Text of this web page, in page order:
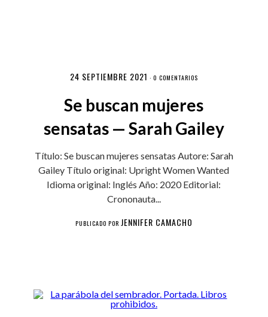
24 SEPTIEMBRE 2021 · 0 COMENTARIOS
Se buscan mujeres
sensatas — Sarah Gailey
Título: Se buscan mujeres sensatas Autore: Sarah
Gailey Título original: Upright Women Wanted
Idioma original: Inglés Año: 2020 Editorial:
Crononauta...
PUBLICADO POR JENNIFER CAMACHO